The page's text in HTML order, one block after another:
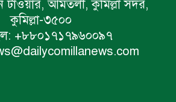
টাওয়ার, আমতলী, কুমিল্লা সদর,
কুমিল্লা-৩৫০০
+৮৮০১৭১৭৯৬০০৯৭